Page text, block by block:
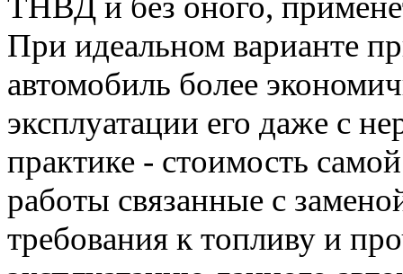
При идеальном варианте
автомобиль более
эксплуатации его даже с
практике - стоимость
работы связанные с
требования к топливу и